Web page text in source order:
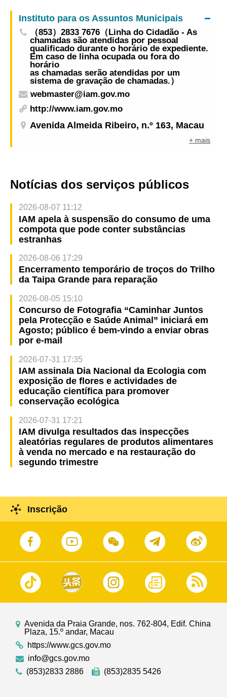
Instituto para os Assuntos Municipais
（853）2833 7676（Linha do Cidadão - As
chamadas são atendidas por pessoal
qualificado durante o horário de expediente.
Em caso de linha ocupada ou fora do
horário
as chamadas serão atendidas por um
sistema de gravação de chamadas.）
webmaster@iam.gov.mo
http://www.iam.gov.mo
Avenida Almeida Ribeiro, n.º 163, Macau
+ mais
Notícias dos serviços públicos
2026-08-07 11:12
IAM apela à suspensão do consumo de uma
compota que pode conter substâncias
estranhas
2026-08-06 17:29
Encerramento temporário de troços do Trilho
da Taipa Grande para reparação
2026-08-05 15:10
Concurso de Fotografia “Caminhar Juntos
pela Protecção e Saúde Animal” iniciará em
Agosto; público é bem-vindo a enviar obras
por e-mail
2026-07-31 17:35
IAM assinala Dia Nacional da Ecologia com
exposição de flores e actividades de
educação científica para promover
conservação ecológica
2026-07-31 17:21
IAM divulga resultados das inspecções
aleatórias regulares de produtos alimentares
à venda no mercado e na restauração do
segundo trimestre
Inscrição
Avenida da Praia Grande, nos. 762-804, Edif. China
Plaza, 15.º andar, Macau
https://www.gcs.gov.mo
info@gcs.gov.mo
(853)2833 2886
(853)2835 5426